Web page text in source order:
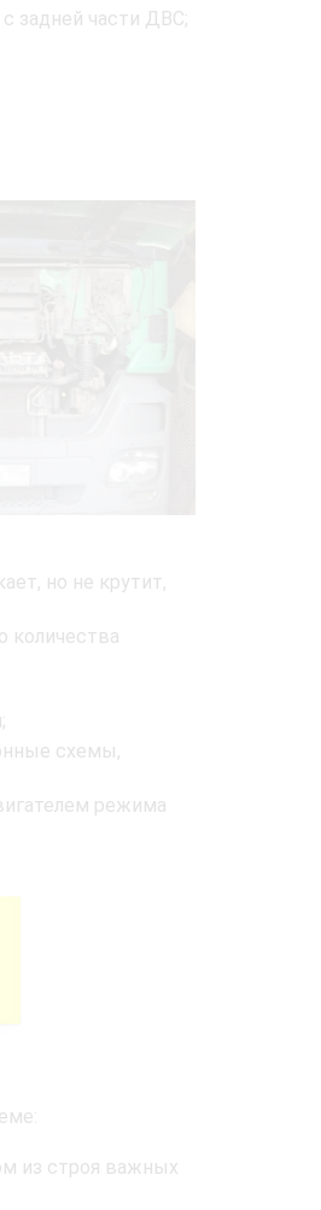
задней части ДВС;
но не крутит,
количества
схемы,
режима
из строя важных